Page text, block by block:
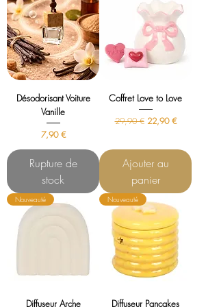
Désodorisant Voiture
Vanille
Prix
7,90 €
Rupture de
stock
Coffret Love to Love
Prix original
29,90 € Prix promotionnel
22,90 €
Ajouter au
panier
Nouveauté
Diffuseur Arche
Nouveauté
Diffuseur Pancakes